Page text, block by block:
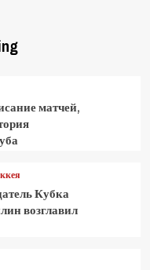
матчей,
Кубка
возглавил